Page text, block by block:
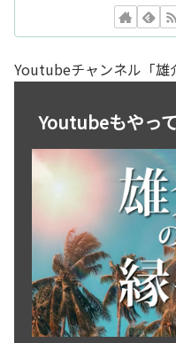
Youtubeチャンネル「雄
Youtubeもやっ